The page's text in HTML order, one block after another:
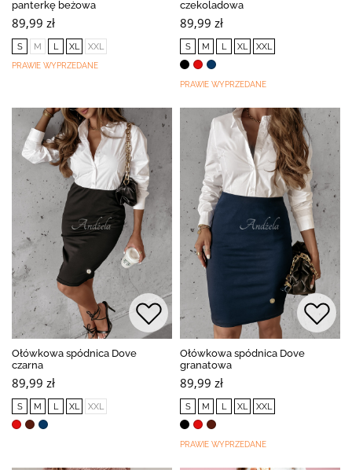
panterkę beżowa
89,99 zł
S M L XL XXL
PRAWIE WYPRZEDANE
czekoladowa
89,99 zł
S M L XL XXL
PRAWIE WYPRZEDANE
Ołówkowa spódnica Dove
czarna
89,99 zł
S M L XL XXL
Ołówkowa spódnica Dove
granatowa
89,99 zł
S M L XL XXL
PRAWIE WYPRZEDANE